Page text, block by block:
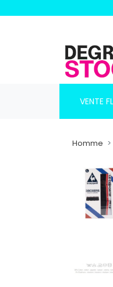
VENTE
Homme